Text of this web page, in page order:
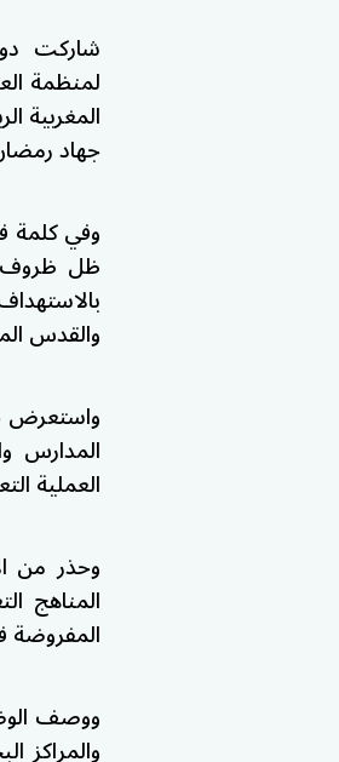
شاركت
لمنظمة
المغربية
جهاد
وفي كلمة
ظل ظروف
والقدس
واستعرض
المدارس
العملية
وحذر من
المناهج
المفروضة
ووصف
والمراكز